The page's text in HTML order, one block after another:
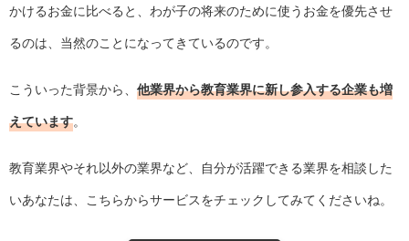
かけるお金に比べると、わが子の将来のために使うお金を優先させ
るのは、当然のことになってきているのです。
こういった背景から、 他業界から教育業界に新し参入する企業も増
えています。
教育業界やそれ以外の業界など、自分が活躍できる業界を相談した
いあなたは、こちらからサービスをチェックしてみてくださいね。